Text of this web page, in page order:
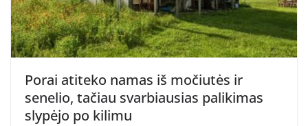
Porai atiteko namas iš močiutės ir
senelio, tačiau svarbiausias palikimas
slypėjo po kilimu